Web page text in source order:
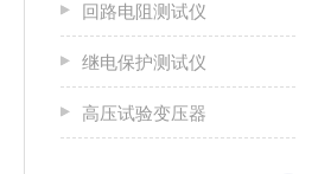
回路电阻测试仪
继电保护测试仪
高压试验变压器